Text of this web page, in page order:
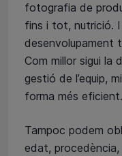
fotografia de
fins i tot, nutrició.
desenvolupament
Com millor sigui la
gestió de l’equip,
forma més eficient.
Tampoc podem
edat,